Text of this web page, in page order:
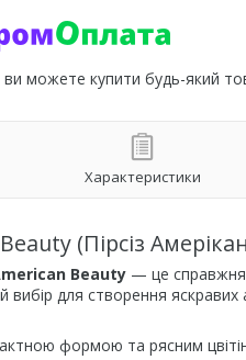
ви можете купити будь-який
Характеристики
(Пірсіз
Beauty — це справжня
для створення
формою та рясним